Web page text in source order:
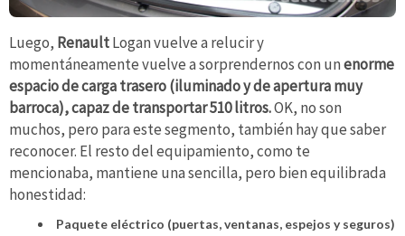
Luego, RenaultLogan vuelve a relucir y
momentáneamente vuelve a sorprendernos con unenorme
espacio de carga trasero (iluminado y de apertura muy
barroca), capaz de transportar 510 litros.OK, no son
muchos, pero para este segmento, también hay que saber
reconocer. El resto del equipamiento, como te
mencionaba, mantiene una sencilla, pero bien equilibrada
honestidad:
Paquete eléctrico (puertas, ventanas, espejos y seguros)